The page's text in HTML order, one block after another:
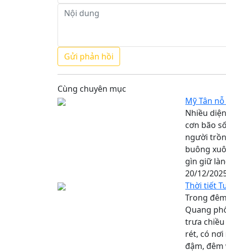
Cùng chuyên mục
Mỹ Tân
Nhiều
cơn bão
người
buông
gìn giữ
20/12/
Thời tiết
Trong
Quang
trưa
rét, có
đậm, đêm